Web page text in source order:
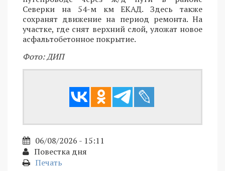
Северки на 54-м км ЕКАД. Здесь также
сохранят движение на период ремонта. На
участке, где снят верхний слой, уложат новое
асфальтобетонное покрытие.
Фото: ДИП
06/08/2026 - 15:11
Повестка дня
Печать